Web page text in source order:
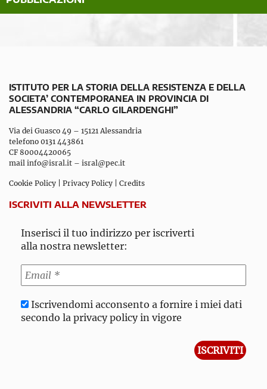
ISTITUTO PER LA STORIA DELLA RESISTENZA E DELLA
SOCIETA’ CONTEMPORANEA IN PROVINCIA DI
ALESSANDRIA “CARLO GILARDENGHI”
Via dei Guasco 49 – 15121 Alessandria
telefono 0131 443861
CF 80004420065
mail info@isral.it – isral@pec.it
Cookie Policy Privacy Policy Credits
ISCRIVITI ALLA NEWSLETTER
Inserisci il tuo indirizzo per iscriverti
alla nostra newsletter:
Iscrivendomi acconsento a fornire i miei dati
secondo la privacy policy in vigore